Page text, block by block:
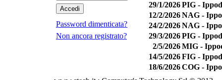
Password dimenticata?
Non ancora registrato?
29/1/2026PIG -
12/2/2026NAG -
24/2/2026NAG -
29/3/2026PIG -
2/5/2026MIG -
14/5/2026FIG -
18/6/2026COG -